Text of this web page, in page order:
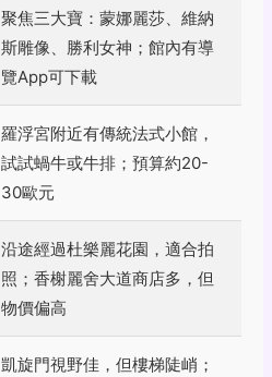
聚焦三大寶：蒙娜麗莎、維納
斯雕像、勝利女神；館內有導
覽App可下載
羅浮宮附近有傳統法式小館，
試試蝸牛或牛排；預算約20-
30歐元
沿途經過杜樂麗花園，適合拍
照；香榭麗舍大道商店多，但
物價偏高
凱旋門視野佳，但樓梯陡峭；